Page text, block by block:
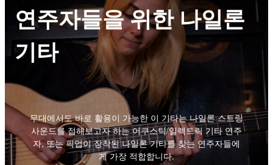
연주자들을 위한 나일론
기타
무대에서도 바로 활용이 가능한 이 기타는 나일론 스트링
사운드를 접해보고자 하는 어쿠스틱/일렉트릭 기타 연주
자, 또는 픽업이 장착된 나일론 기타를 찾는 연주자들에
게 가장 적합합니다.